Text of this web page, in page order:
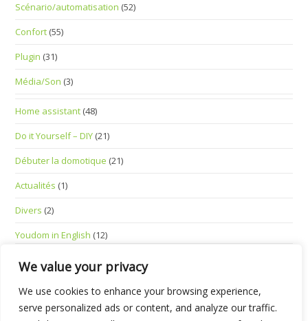
We value your privacy
We use cookies to enhance your browsing experience,
serve personalized ads or content, and analyze our traffic.
Scénario/automatisation (52)
Confort (55)
Plugin (31)
Média/Son (3)
Home assistant (48)
Do it Yourself – DIY (21)
Débuter la domotique (21)
Actualités (1)
Divers (2)
Youdom in English (12)